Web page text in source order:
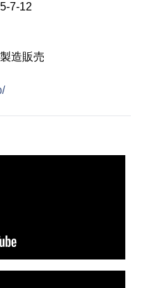
7-12
造販売